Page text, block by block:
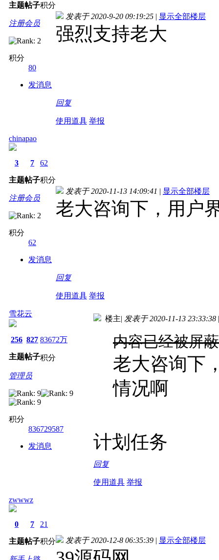
主题帖子积分
注册会员
积分
80
发消息
发表于 2020-9-20 09:19:25 | 显示全部楼层
强烈支持老大
回复
使用道具 举报
chinapao
3
主题
7
帖子
62
积分
注册会员
积分
62
发消息
发表于 2020-11-13 14:09:41 | 显示全部楼层
老大咨询下，用户
回复
使用道具 举报
雪花云
256
主题
827
帖子
83672万
积分
管理员
积分
836729587
发消息
楼主| 发表于 2020-11-13 23:33:38 |
内容已经被屏蔽
老大咨询下
情况啊
计划任务
回复
使用道具 举报
zwwwz
0
主题
7
帖子
21
积分 发表于 2020-12-8 06:35:39 | 显示全部楼层